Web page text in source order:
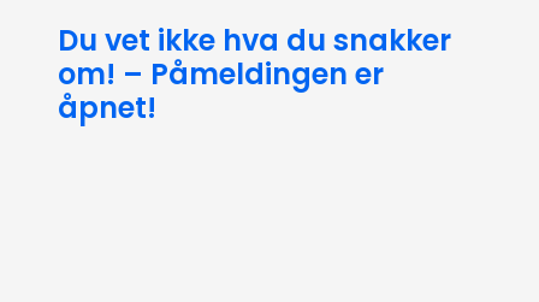
Du vet ikke hva du snakker
om! – Påmeldingen er
åpnet!